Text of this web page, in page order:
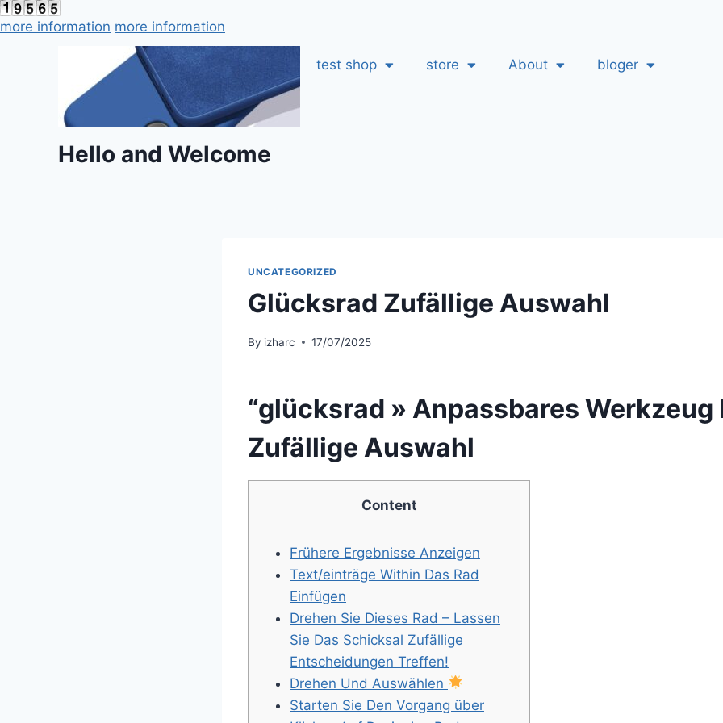
more information more information
test shop store About bloger
Hello and Welcome
UNCATEGORIZED
Glücksrad Zufällige Auswahl
By izharc 17/07/2025
“glücksrad » Anpassbares Werkzeug
Zufällige Auswahl
Content
Frühere Ergebnisse Anzeigen
Text/einträge Within Das Rad
Einfügen
Drehen Sie Dieses Rad – Lassen
Sie Das Schicksal Zufällige
Entscheidungen Treffen!
Drehen Und Auswählen
Starten Sie Den Vorgang über